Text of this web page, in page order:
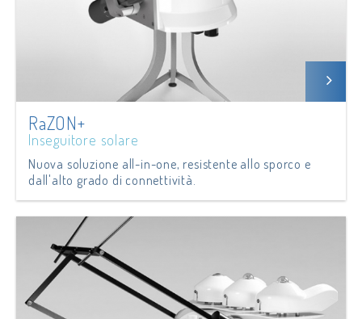
RaZON+
Inseguitore solare
Nuova soluzione all-in-one, resistente allo sporco e
dall'alto grado di connettività.